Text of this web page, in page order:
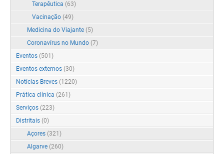
Terapêutica (63)
Vacinação (49)
Medicina do Viajante (5)
Coronavírus no Mundo (7)
Eventos (501)
Eventos externos (30)
Notícias Breves (1220)
Prática clínica (261)
Serviços (223)
Distritais (0)
Açores (321)
Algarve (260)